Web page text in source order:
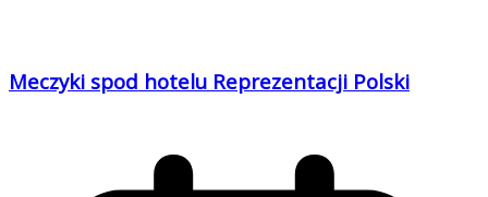
Meczyki spod hotelu Reprezentacji Polski